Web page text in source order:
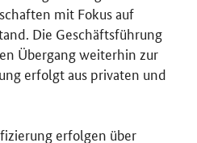
mit Fokus auf
Die Geschäftsführung
Übergang weiterhin zur
erfolgt aus privaten und
erfolgen über